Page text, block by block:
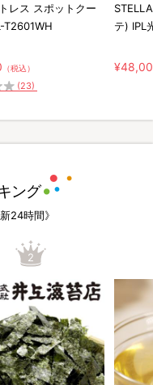
レス スポットクー
T2601WH
（税込）
(23)
テ) IPL
ング
24時間》
2